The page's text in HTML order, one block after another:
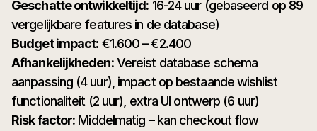
Geschatte ontwikkeltijd: 16-24 uur (gebaseerd op 89
vergelijkbare features in de database)
Budget impact: €1.600 – €2.400
Afhankelijkheden:Vereist database schema
aanpassing (4 uur), impact op bestaande wishlist
functionaliteit (2 uur), extra UI ontwerp (6 uur)
Risk factor: Middelmatig – kan checkout flow